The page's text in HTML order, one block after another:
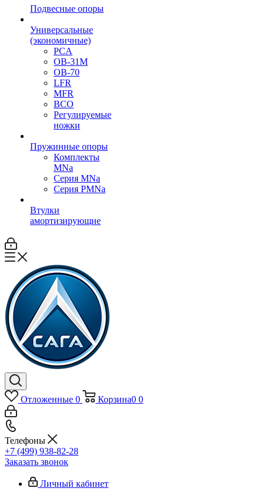
Подвесные опоры
Универсальные
(экономичные)
PCA
ОВ-31М
OB-70
LFR
MFR
ВСО
Регулируемые
ножки
Пружинные опоры
Комплекты
MNa
Серия MNa
Серия PMNa
Втулки
амортизирующие
Отложенные 0 Корзина0 0
Телефоны
+7 (499) 938-82-28
Заказать звонок
Личный кабинет